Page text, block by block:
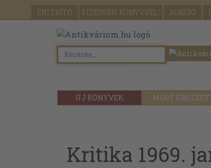
ÉRTESÍTŐ FIZESSEN KÖNYVVEL! AUKCIÓ
ÚJ KÖNYVEK MOST
Kritika 1969.